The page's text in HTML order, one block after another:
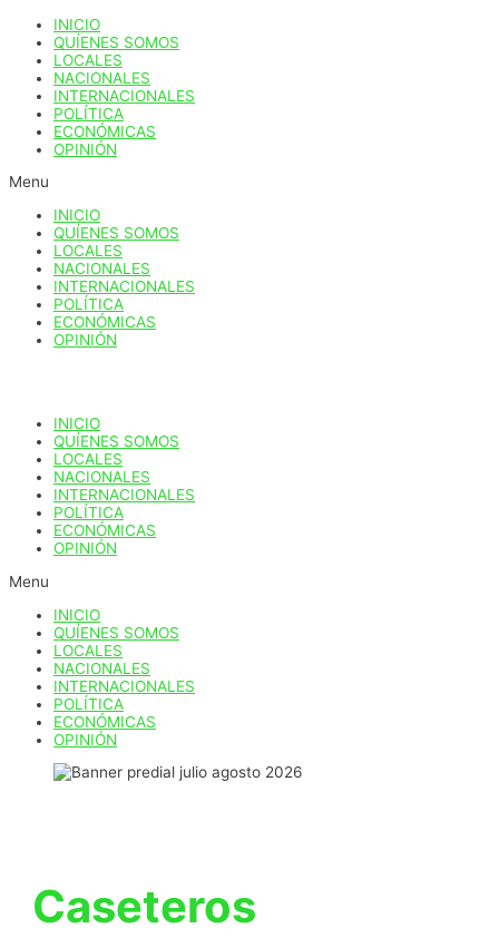
contenido
INICIO
QUÍENES SOMOS
LOCALES
NACIONALES
INTERNACIONALES
POLÍTICA
ECONÓMICAS
OPINIÓN
Menu
INICIO
QUÍENES SOMOS
LOCALES
NACIONALES
INTERNACIONALES
POLÍTICA
ECONÓMICAS
OPINIÓN
INICIO
QUÍENES SOMOS
LOCALES
NACIONALES
INTERNACIONALES
POLÍTICA
ECONÓMICAS
OPINIÓN
Menu
INICIO
QUÍENES SOMOS
LOCALES
NACIONALES
INTERNACIONALES
POLÍTICA
ECONÓMICAS
OPINIÓN
Caseteros